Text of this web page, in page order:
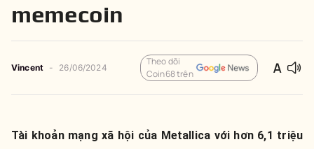
memecoin
Vincent - 26/06/2024
Theo dõi
Coin68 trên
Tài khoản mạng xã hội của Metallica với hơn 6,1 triệu